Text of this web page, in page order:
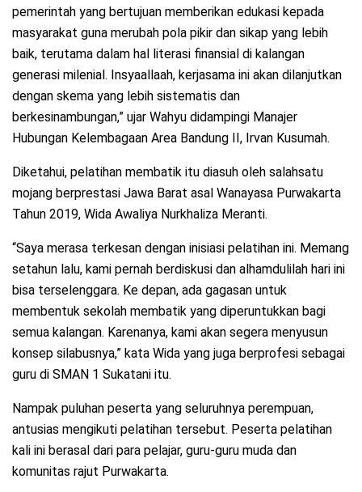
pemerintah yang bertujuan memberikan edukasi kepada
masyarakat guna merubah pola pikir dan sikap yang lebih
baik, terutama dalam hal literasi finansial di kalangan
generasi milenial. Insyaallaah, kerjasama ini akan dilanjutkan
dengan skema yang lebih sistematis dan
berkesinambungan,” ujar Wahyu didampingi Manajer
Hubungan Kelembagaan Area Bandung II, Irvan Kusumah.
Diketahui, pelatihan membatik itu diasuh oleh salahsatu
mojang berprestasi Jawa Barat asal Wanayasa Purwakarta
Tahun 2019, Wida Awaliya Nurkhaliza Meranti.
“Saya merasa terkesan dengan inisiasi pelatihan ini. Memang
setahun lalu, kami pernah berdiskusi dan alhamdulilah hari ini
bisa terselenggara. Ke depan, ada gagasan untuk
membentuk sekolah membatik yang diperuntukkan bagi
semua kalangan. Karenanya, kami akan segera menyusun
konsep silabusnya,” kata Wida yang juga berprofesi sebagai
guru di SMAN 1 Sukatani itu.
Nampak puluhan peserta yang seluruhnya perempuan,
antusias mengikuti pelatihan tersebut. Peserta pelatihan
kali ini berasal dari para pelajar, guru-guru muda dan
komunitas rajut Purwakarta.